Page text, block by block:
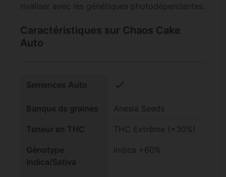
rivaliser avec les génétiques photodépendantes.
Caractéristiques sur Chaos Cake
Auto
Semences Auto check
Banque de graines Anesia Seeds
Teneur en THC THC Extrême (+30%)
Génotype
Indica/Sativa
Indica +60%